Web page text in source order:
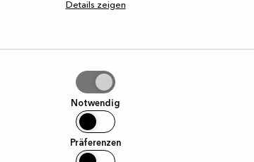
Details zeigen
Notwendig
Präferenzen